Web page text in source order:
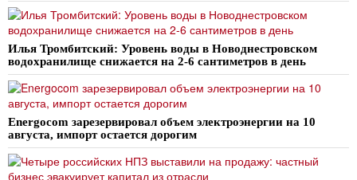
Илья Тромбитский: Уровень воды в Новоднестровском
водохранилище снижается на 2-6 сантиметров в день
Energocom зарезервировал объем электроэнергии на 10
августа, импорт остается дорогим